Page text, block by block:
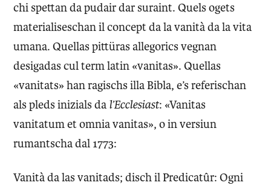
chi spettan da pudair dar suraint. Quels ogets
materialiseschan il concept da la vanità da la vita
umana. Quellas pittüras allegorics vegnan
desigadas cul term latin «vanitas». Quellas
«vanitats» han ragischs illa Bibla, e’s referischan
als pleds inizials da l’Ecclesiast: «Vanitas
vanitatum et omnia vanitas», o in versiun
rumantscha dal 1773:
Vanità da las vanitads; disch il Predicatûr: Ogni